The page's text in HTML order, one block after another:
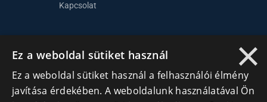
Kapcsolat
Lépj kapcsolatba velünk
info@cegek.ro
+40 740 856 970
×
Ez a weboldal sütiket használ
Ez a weboldal sütiket használ a felhasználói élmény
javítása érdekében. A weboldalunk használatával Ön